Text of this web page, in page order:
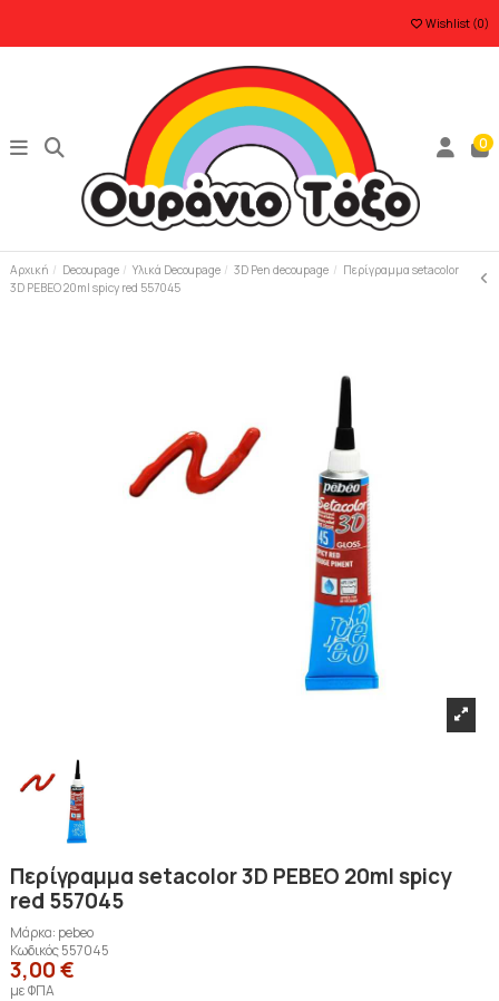
Wishlist (0)
0
Αρχική Decoupage Υλικά Decoupage 3D Pen decoupage
Περίγραμμα setacolor
3D PEBEO 20ml spicy red 557045
Περίγραμμα setacolor 3D PEBEO 20ml spicy
red 557045
Μάρκα: pebeo
Κωδικός557045
3,00 €
με ΦΠΑ